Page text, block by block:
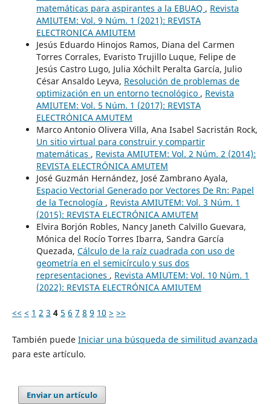
matemáticas para aspirantes a la EBUAQ , Revista
AMIUTEM: Vol. 9 Núm. 1 (2021): REVISTA
ELECTRONICA AMIUTEM
Jesús Eduardo Hinojos Ramos, Diana del Carmen
Torres Corrales, Evaristo Trujillo Luque, Felipe de
Jesús Castro Lugo, Julia Xóchilt Peralta García, Julio
César Ansaldo Leyva, Resolución de problemas de
optimización en un entorno tecnológico , Revista
AMIUTEM: Vol. 5 Núm. 1 (2017): REVISTA
ELECTRÓNICA AMUTEM
Marco Antonio Olivera Villa, Ana Isabel Sacristán Rock,
Un sitio virtual para construir y compartir
matemáticas , Revista AMIUTEM: Vol. 2 Núm. 2 (2014):
REVISTA ELECTRÓNICA AMUTEM
José Guzmán Hernández, José Zambrano Ayala,
Espacio Vectorial Generado por Vectores De Rn: Papel
de la Tecnología , Revista AMIUTEM: Vol. 3 Núm. 1
(2015): REVISTA ELECTRÓNICA AMUTEM
Elvira Borjón Robles, Nancy Janeth Calvillo Guevara,
Mónica del Rocío Torres Ibarra, Sandra García
Quezada, Cálculo de la raíz cuadrada con uso de
geometría en el semicírculo y sus dos
representaciones , Revista AMIUTEM: Vol. 10 Núm. 1
(2022): REVISTA ELECTRÓNICA AMIUTEM
<< < 1 2 3 4 5 6 7 8 9 10 > >>
También puede Iniciar una búsqueda de similitud avanzada
para este artículo.
Enviar un artículo